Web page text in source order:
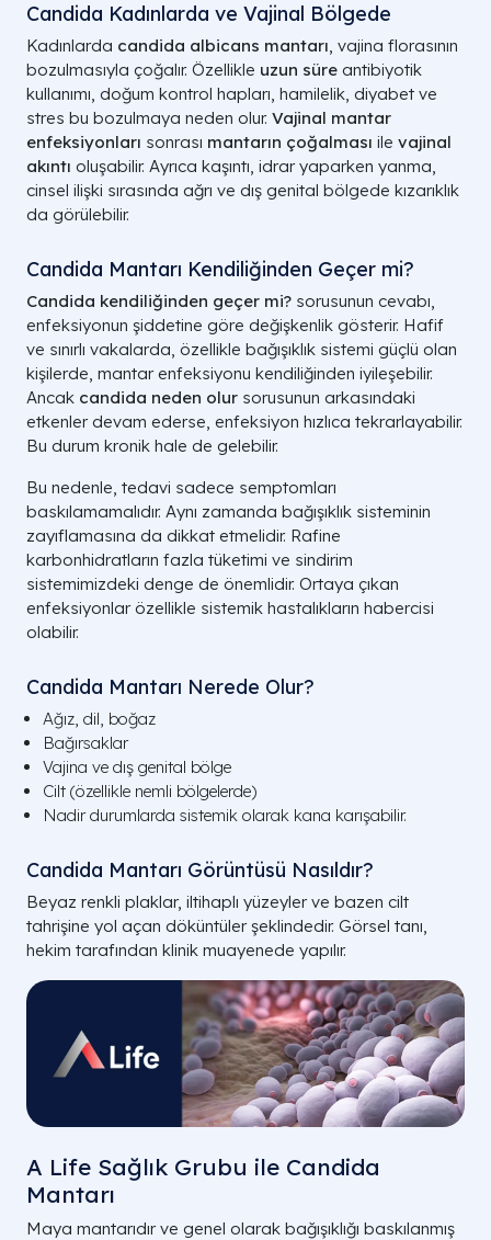
Candida Kadınlarda ve Vajinal Bölgede
Kadınlarda candida albicans mantarı, vajina florasının
bozulmasıyla çoğalır. Özellikle uzun süre antibiyotik
kullanımı, doğum kontrol hapları, hamilelik, diyabet ve
stres bu bozulmaya neden olur. Vajinal mantar
enfeksiyonları sonrası mantarın çoğalması ile vajinal
akıntı oluşabilir. Ayrıca kaşıntı, idrar yaparken yanma,
cinsel ilişki sırasında ağrı ve dış genital bölgede kızarıklık
da görülebilir.
Candida Mantarı Kendiliğinden Geçer mi?
Candida kendiliğinden geçer mi? sorusunun cevabı,
enfeksiyonun şiddetine göre değişkenlik gösterir. Hafif
ve sınırlı vakalarda, özellikle bağışıklık sistemi güçlü olan
kişilerde, mantar enfeksiyonu kendiliğinden iyileşebilir.
Ancak candida neden olur sorusunun arkasındaki
etkenler devam ederse, enfeksiyon hızlıca tekrarlayabilir.
Bu durum kronik hale de gelebilir.
Bu nedenle, tedavi sadece semptomları
baskılamamalıdır. Aynı zamanda bağışıklık sisteminin
zayıflamasına da dikkat etmelidir. Rafine
karbonhidratların fazla tüketimi ve sindirim
sistemimizdeki denge de önemlidir. Ortaya çıkan
enfeksiyonlar özellikle sistemik hastalıkların habercisi
olabilir.
Candida Mantarı Nerede Olur?
Ağız, dil, boğaz
Bağırsaklar
Vajina ve dış genital bölge
Cilt (özellikle nemli bölgelerde)
Nadir durumlarda sistemik olarak kana karışabilir.
Candida Mantarı Görüntüsü Nasıldır?
Beyaz renkli plaklar, iltihaplı yüzeyler ve bazen cilt
tahrişine yol açan döküntüler şeklindedir. Görsel tanı,
hekim tarafından klinik muayenede yapılır.
A Life Sağlık Grubu ile Candida
Mantarı
Maya mantarıdır ve genel olarak bağışıklığı baskılanmış